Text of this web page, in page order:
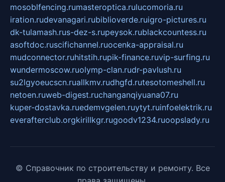
mosoblfencing.rumasteroptica.rulucomoria.ru
iration.rudevanagari.rubiblioverde.ruigro-pictures.ru
dk-tulamash.rus-dez-s.rupeysok.rublackcountess.ru
asoftdoc.ruscifichannel.ruocenka-appraisal.ru
mudconnector.ruhitstih.rupik-finance.ruvip-surfing.ru
wundermoscow.ruolymp-clan.rudr-pavlush.ru
su2lgyoeucscn.ruallkmv.rudhgfd.rutesotomeshell.ru
netoen.ruweb-digest.ruchanganqiyuana07.ru
kuper-dostavka.ruedemvgelen.ruytyt.ruinfoelektrik.ru
everafterclub.orgkirillkgr.rugoodv1234.ruoopslady.ru
© Справочник по строительству и ремонту. Все